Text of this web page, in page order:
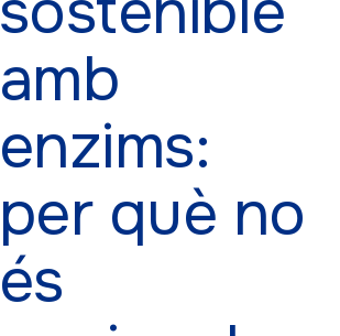
amb
enzims:
per què no
és